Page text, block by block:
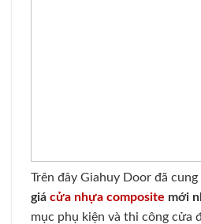
Trên đây Giahuy Door đã cung
giá cửa nhựa composite mới
mục phụ kiện và thi công cửa